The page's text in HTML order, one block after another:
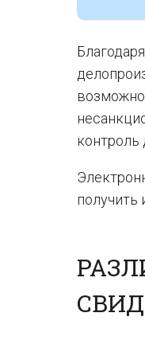
контроль
получить